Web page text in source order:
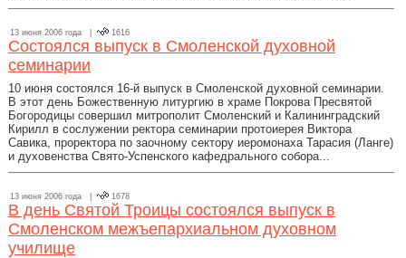
13 июня 2006 года | 1616
Состоялся выпуск в Смоленской духовной
семинарии
10 июня состоялся 16-й выпуск в Смоленской духовной семинарии.
В этот день Божественную литургию в храме Покрова Пресвятой
Богородицы совершил митрополит Смоленский и Калининградский
Кирилл в сослужении ректора семинарии протоиерея Виктора
Савика, проректора по заочному сектору иеромонаха Тарасия (Ланге)
и духовенства Свято-Успенского кафедрального собора...
13 июня 2006 года | 1678
В день Святой Троицы состоялся выпуск в
Смоленском межъепархиальном духовном
училище